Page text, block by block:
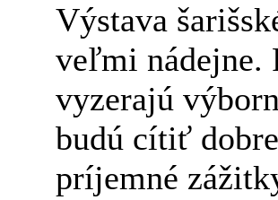
Výstava
veľmi nádejne.
vyzerajú
budú cítiť
príjemné